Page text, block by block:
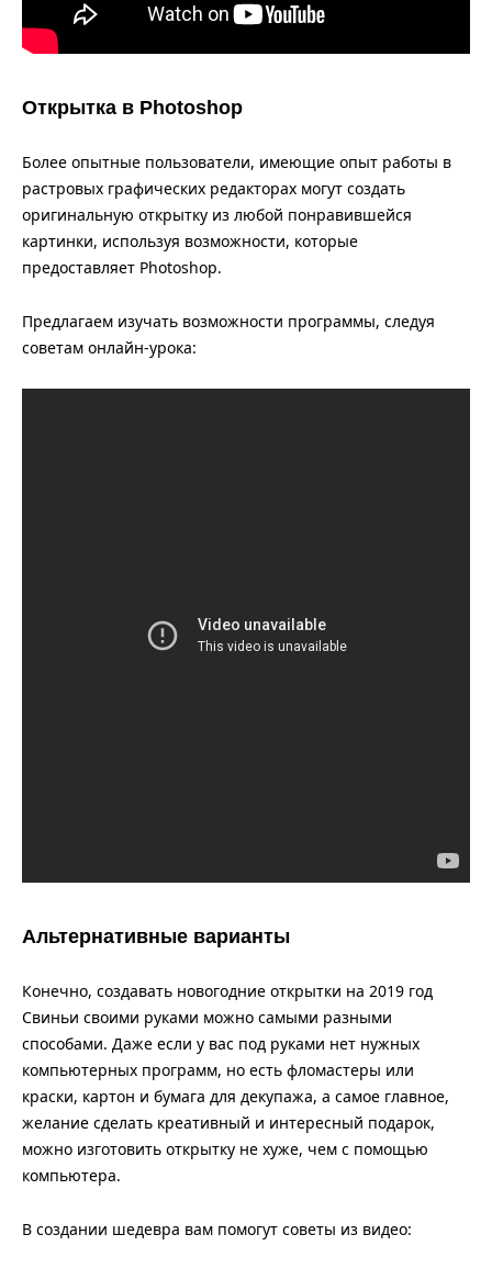
Открытка в Photoshop
Более опытные пользователи, имеющие опыт работы в
растровых графических редакторах могут создать
оригинальную открытку из любой понравившейся
картинки, используя возможности, которые
предоставляет Photoshop.
Предлагаем изучать возможности программы, следуя
советам онлайн-урока:
Альтернативные варианты
Конечно, создавать новогодние открытки на 2019 год
Свиньи своими руками можно самыми разными
способами. Даже если у вас под руками нет нужных
компьютерных программ, но есть фломастеры или
краски, картон и бумага для декупажа, а самое главное,
желание сделать креативный и интересный подарок,
можно изготовить открытку не хуже, чем с помощью
компьютера.
В создании шедевра вам помогут советы из видео: